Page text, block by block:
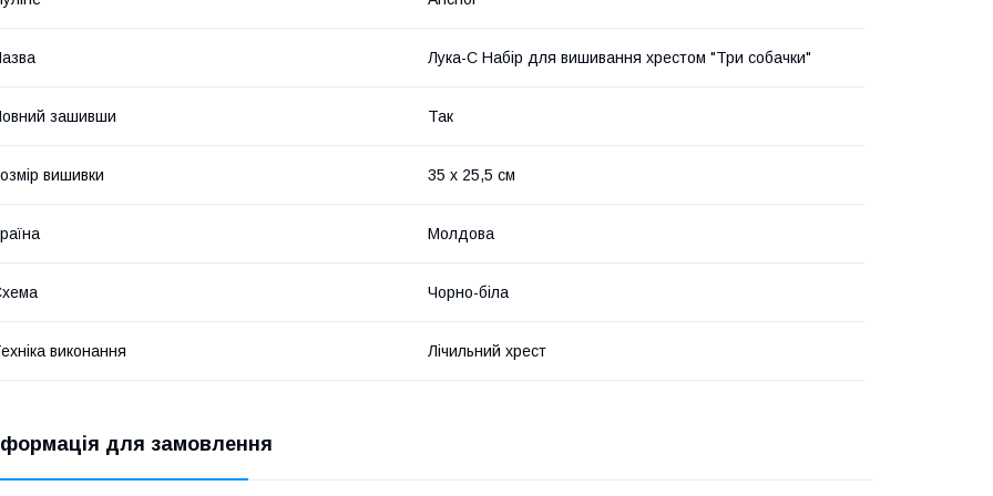
Лука-С Набір для вишивання хрестом "Три собачки"
зашивши Так
вишивки 35 х 25,5 см
Молдова
Чорно-біла
виконання Лічильний хрест
для замовлення